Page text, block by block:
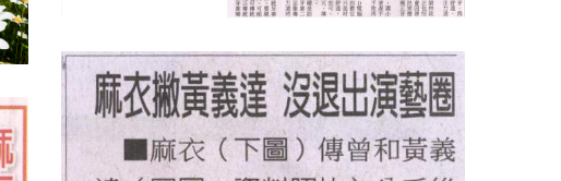
台灣新生報：隱形牙套 愛美花代價